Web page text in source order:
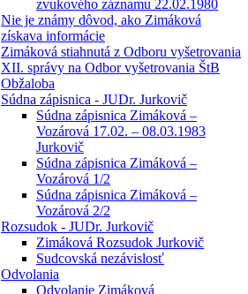
zvukového záznamu 22.02.1980
Nie je známy dôvod, ako Zimáková
získava informácie
Zimáková stiahnutá z Odboru vyšetrovania
XII. správy na Odbor vyšetrovania ŠtB
Obžaloba
Súdna zápisnica - JUDr. Jurkovič
Súdna zápisnica Zimáková –
Vozárová 17.02. – 08.03.1983
Jurkovič
Súdna zápisnica Zimáková –
Vozárová 1/2
Súdna zápisnica Zimáková –
Vozárová 2/2
Rozsudok - JUDr. Jurkovič
Zimáková Rozsudok Jurkovič
Sudcovská nezávislosť
Odvolania
Odvolanie Zimáková